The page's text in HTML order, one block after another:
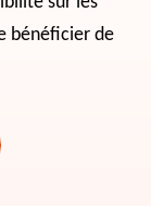
bénéficier de